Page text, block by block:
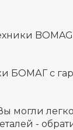
БОМАГ с
могли
-